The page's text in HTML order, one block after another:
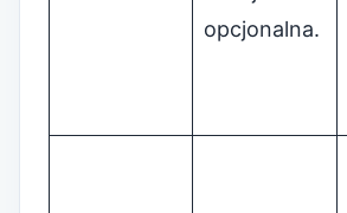
opcjonalna.